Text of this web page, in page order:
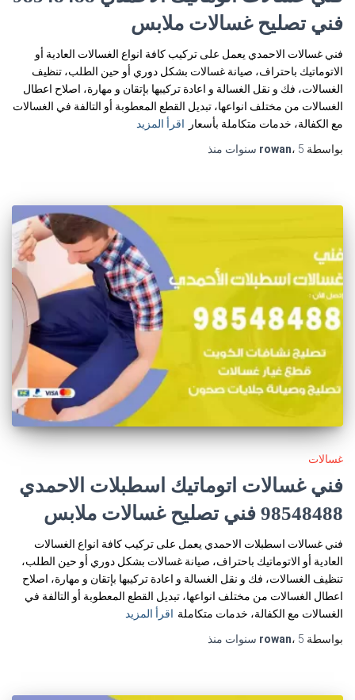
فني تصليح غسالات ملابس
فني غسالات الاحمدي يعمل على تركيب كافة انواع الغسالات العادية أو
الاتوماتيك باحتراف، صيانة غسالات بشكل دوري أو حين الطلب، تنظيف
الغسالات، فك و نقل الغسالة و اعادة تركيبها بإتقان و مهارة، اصلاح اعطال
الغسالات من مختلف انواعها، تبديل القطع المعطوبة أو التالفة في الغسالات
مع الكفالة، خدمات متكاملة بأسعار
اقرأ المزيد
بواسطة
rowan، 5 سنوات منذ
غسالات
فني غسالات اتوماتيك اسطبلات الاحمدي
98548488 فني تصليح غسالات ملابس
فني غسالات اسطبلات الاحمدي يعمل على تركيب كافة انواع الغسالات
العادية أو الاتوماتيك باحتراف، صيانة غسالات بشكل دوري أو حين الطلب،
تنظيف الغسالات، فك و نقل الغسالة و اعادة تركيبها بإتقان و مهارة، اصلاح
اعطال الغسالات من مختلف انواعها، تبديل القطع المعطوبة أو التالفة في
الغسالات مع الكفالة، خدمات متكاملة اقرأ المزيد
بواسطة
rowan، 5 سنوات منذ